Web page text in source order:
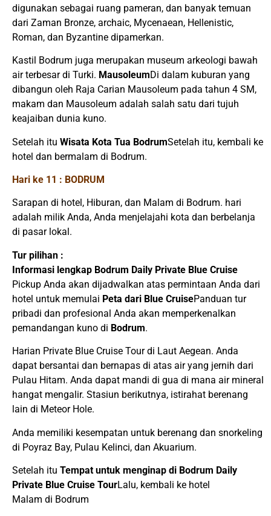
digunakan sebagai ruang pameran, dan banyak temuan
dari Zaman Bronze, archaic, Mycenaean, Hellenistic,
Roman, dan Byzantine dipamerkan.
Kastil Bodrum juga merupakan museum arkeologi bawah
air terbesar di Turki. MausoleumDi dalam kuburan yang
dibangun oleh Raja Carian Mausoleum pada tahun 4 SM,
makam dan Mausoleum adalah salah satu dari tujuh
keajaiban dunia kuno.
Setelah itu Wisata Kota Tua BodrumSetelah itu, kembali ke
hotel dan bermalam di Bodrum.
Hari ke 11 : BODRUM
Sarapan di hotel, Hiburan, dan Malam di Bodrum. hari
adalah milik Anda, Anda menjelajahi kota dan berbelanja
di pasar lokal.
Tur pilihan :
Informasi lengkap Bodrum Daily Private Blue Cruise
Pickup Anda akan dijadwalkan atas permintaan Anda dari
hotel untuk memulai Peta dari Blue CruisePanduan tur
pribadi dan profesional Anda akan memperkenalkan
pemandangan kuno di Bodrum.
Harian Private Blue Cruise Tour di Laut Aegean. Anda
dapat bersantai dan bernapas di atas air yang jernih dari
Pulau Hitam. Anda dapat mandi di gua di mana air mineral
hangat mengalir. Stasiun berikutnya, istirahat berenang
lain di Meteor Hole.
Anda memiliki kesempatan untuk berenang dan snorkeling
di Poyraz Bay, Pulau Kelinci, dan Akuarium.
Setelah itu Tempat untuk menginap di Bodrum Daily
Private Blue Cruise TourLalu, kembali ke hotel
Malam di Bodrum